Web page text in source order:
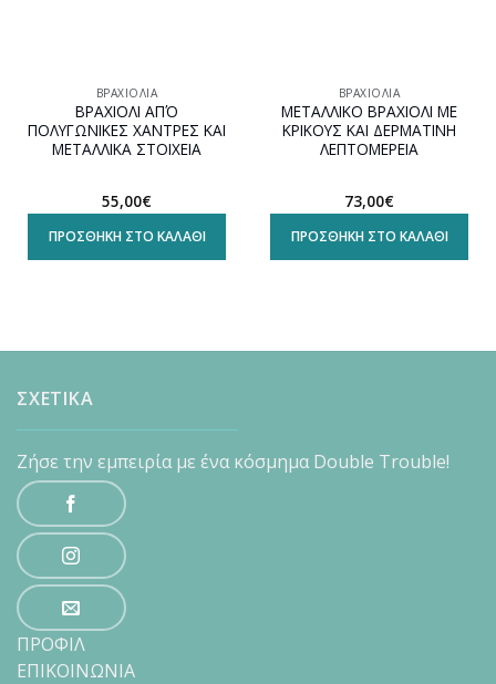
ΒΡΑΧΙΌΛΙΑ
ΒΡΑΧΙΟΛΙ ΑΠΌ
ΠΟΛΥΓΩΝΙΚΕΣ ΧΑΝΤΡΕΣ ΚΑΙ
ΜΕΤΑΛΛΙΚΑ ΣΤΟΙΧΕΙΑ
55,00€
ΠΡΟΣΘΉΚΗ ΣΤΟ ΚΑΛΆΘΙ
ΒΡΑΧΙΌΛΙΑ
ΜΕΤΑΛΛΙΚΟ ΒΡΑΧΙΟΛΙ ΜΕ
ΚΡΙΚΟΥΣ ΚΑΙ ΔΕΡΜΑΤΙΝΗ
ΛΕΠΤΟΜΕΡΕΙΑ
73,00€
ΠΡΟΣΘΉΚΗ ΣΤΟ ΚΑΛΆΘΙ
ΣΧΕΤΙΚΑ
Ζήσε την εμπειρία με ένα κόσμημα Double Trouble!
ΠΡΟΦΙΛ
ΕΠΙΚΟΙΝΩΝΙΑ